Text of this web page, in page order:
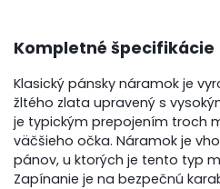
Kompletné špecifikácie
Klasický pánsky náramok je
žltého zlata upravený s
je typickým prepojením troch
väčšieho očka. Náramok je
pánov, u ktorých je tento typ
Zapínanie je na bezpečnú